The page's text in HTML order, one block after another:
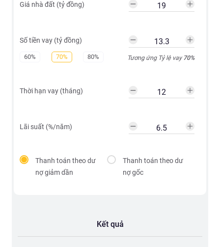
Giá nhà đất (tỷ đồng)
Số tiền vay (tỷ đồng)
60% 70% 80% Tương ứng Tỷ lệ vay70%
Thời hạn vay (tháng)
Lãi suất (%/năm)
Thanh toán theo dư
nợ giảm dần
Thanh toán theo dư
nợ gốc
Kết quả